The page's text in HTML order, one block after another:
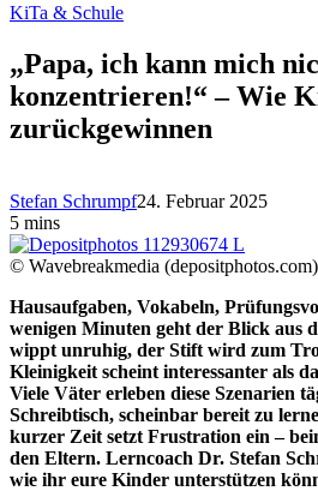
KiTa & Schule
„Papa, ich kann mich
konzentrieren!“ – Wie
zurückgewinnen
Stefan Schrumpf24. Februar 2025
5 mins
© Wavebreakmedia (depositphotos.com)
Hausaufgaben, Vokabeln,
wenigen Minuten geht der Blick aus
wippt unruhig, der Stift wird zum
Kleinigkeit scheint interessanter als
Viele Väter erleben diese Szenarien
Schreibtisch, scheinbar bereit zu
kurzer Zeit setzt Frustration ein –
den Eltern. Lerncoach Dr. Stefan
wie ihr eure Kinder unterstützen